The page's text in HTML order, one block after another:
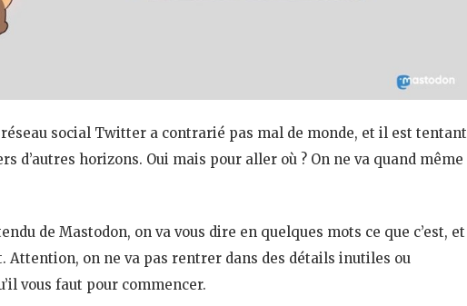
réseau social Twitter a contrarié pas mal de monde, et il est tentant
d’autres horizons. Oui mais pour aller où ? On ne va quand même
de Mastodon, on va vous dire en quelques mots ce que c’est, et
on ne va pas rentrer dans des détails inutiles ou
vous faut pour commencer.